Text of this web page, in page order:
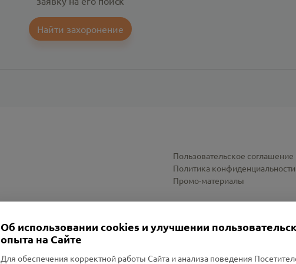
Найти захоронение
Пользовательское соглашение
Политика конфиденциальности
Промо-материалы
Об использовании cookies и улучшении
опыта на Сайте
Для обеспечения корректной работы Сайта и анализа поведения